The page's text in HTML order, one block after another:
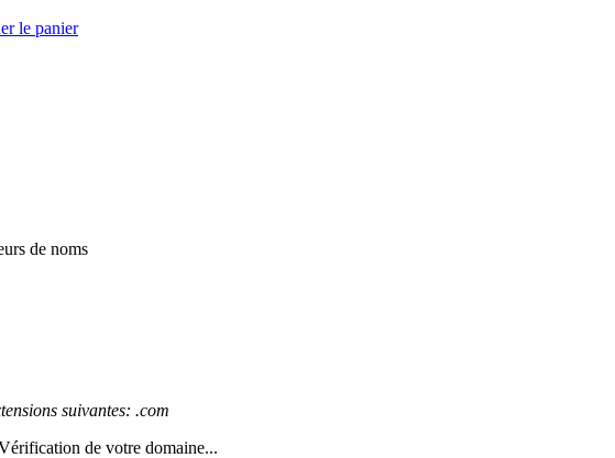
le panier
de noms
suivantes: .com
de votre domaine...